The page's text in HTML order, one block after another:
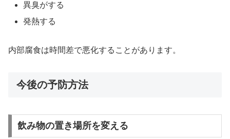
異臭がする
発熱する
内部腐食は時間差で悪化することがあります。
今後の予防方法
飲み物の置き場所を変える